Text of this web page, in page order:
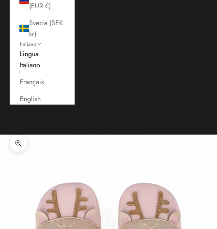
(EUR €)
Svezia (SEK
kr)
Italiano
Lingua
Italiano
Français
English
Ingrandisci immagine